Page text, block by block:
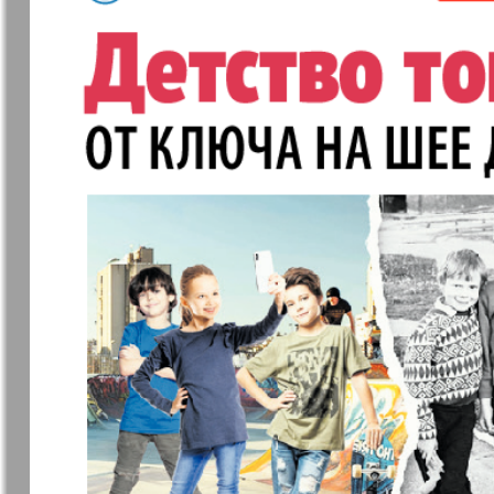
3
7
❬ Апельсин
МК-Германия
планета мнений
МК-
Panorama-mir Партнер
Русский вояж